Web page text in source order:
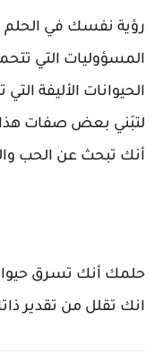
رؤية نفسك في الحلم
المسؤوليات التي
الحيوانات الأليفة
لتبَني بعض صفات هذا
أنك تبحث عن الحب
حلمك أنك تسرق
انك تقلل من تقدير